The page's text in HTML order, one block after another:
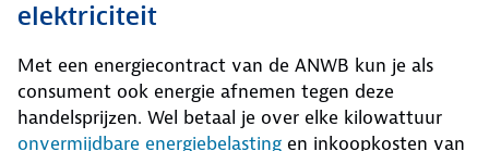
elektriciteit
Met een energiecontract van de ANWB kun je als
consument ook energie afnemen tegen deze
handelsprijzen. Wel betaal je over elke kilowattuur
onvermijdbare energiebelasting en inkoopkosten van